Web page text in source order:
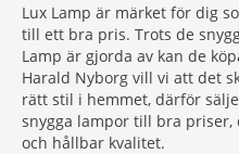
Lux Lamp är märket för dig
till ett bra pris. Trots de
Lamp är gjorda av kan de
Harald Nyborg vill vi att det
rätt stil i hemmet, därför
snygga lampor till bra
och hållbar kvalitet.